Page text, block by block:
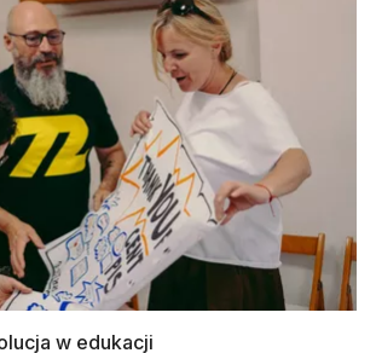
w edukacji